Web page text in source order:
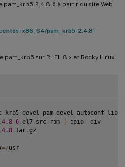
pam_krb5-2.4.8-6 à partir du site Web
x86_64/pam_krb5-2.4.8-
pam_krb5 sur RHEL 8.x et Rocky Linux
krb5 -devel pam-devel autoconf
.8-6 . el7 . src . rpm cpio -div
.8 . tar . gz
=/usr